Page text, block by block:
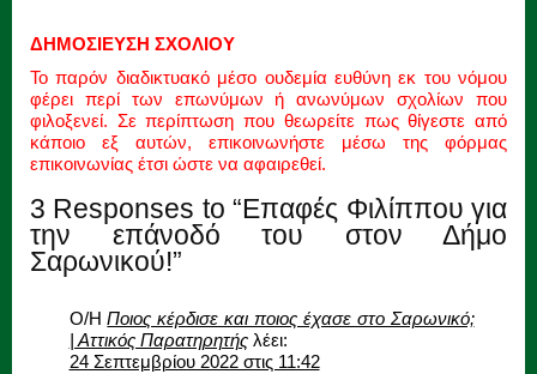
ΔΗΜΟΣΙΕΥΣΗ ΣΧΟΛΙΟΥ
Το παρόν διαδικτυακό μέσο ουδεμία ευθύνη εκ του νόμου
φέρει περί των επωνύμων ή ανωνύμων σχολίων που
φιλοξενεί. Σε περίπτωση που θεωρείτε πως θίγεστε από
κάποιο εξ αυτών, επικοινωνήστε μέσω της φόρμας
επικοινωνίας έτσι ώστε να αφαιρεθεί.
3 Responses to “Eπαφές Φιλίππου για
την επάνοδό του στον Δήμο
Σαρωνικού!”
Ο/ΗΠοιος κέρδισε και ποιος έχασε στο Σαρωνικό;
| Αττικός Παρατηρητής λέει:
24 Σεπτεμβρίου 2022 στις 11:42